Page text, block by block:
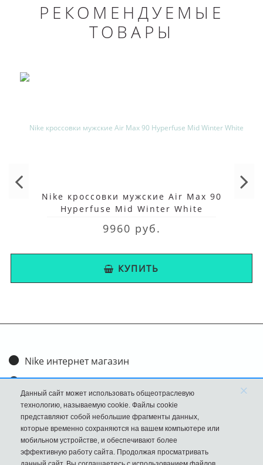
РЕКОМЕНДУЕМЫЕ
ТОВАРЫ
Nike кроссовки мужские Air Max 90
Hyperfuse Mid Winter White
9960 руб.
КУПИТЬ
Nike интернет магазин
Доставка и оплата
Обмен и возврат
Размеры
FAQ
Данный сайт может использовать общеотраслевую
технологию, называемую cookie. Файлы cookie
представляют собой небольшие фрагменты данных,
которые временно сохраняются на вашем компьютере или
мобильном устройстве, и обеспечивают более
эффективную работу сайта. Продолжая просматривать
×